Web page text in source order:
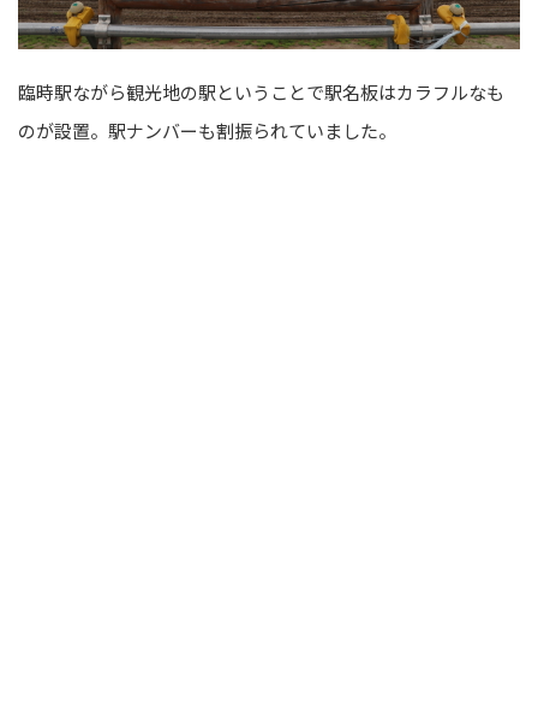
臨時駅ながら観光地の駅ということで駅名板はカラフルなも
のが設置。駅ナンバーも割振られていました。